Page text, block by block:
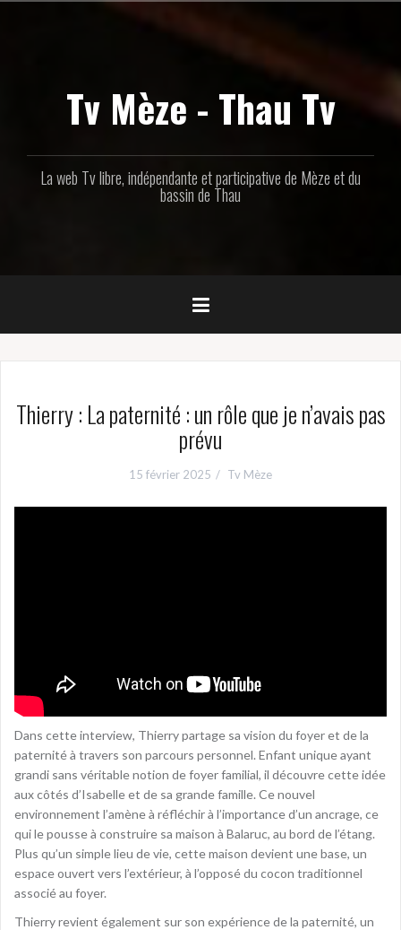
Tv Mèze - Thau Tv
La web Tv libre, indépendante et participative de Mèze et du
bassin de Thau
Thierry : La paternité : un rôle que je n’avais pas
prévu
15 février 2025 Tv Mèze
Dans cette interview, Thierry partage sa vision du foyer et de la
paternité à travers son parcours personnel. Enfant unique ayant
grandi sans véritable notion de foyer familial, il découvre cette idée
aux côtés d’Isabelle et de sa grande famille. Ce nouvel
environnement l’amène à réfléchir à l’importance d’un ancrage, ce
qui le pousse à construire sa maison à Balaruc, au bord de l’étang.
Plus qu’un simple lieu de vie, cette maison devient une base, un
espace ouvert vers l’extérieur, à l’opposé du cocon traditionnel
associé au foyer.
Thierry revient également sur son expérience de la paternité, un